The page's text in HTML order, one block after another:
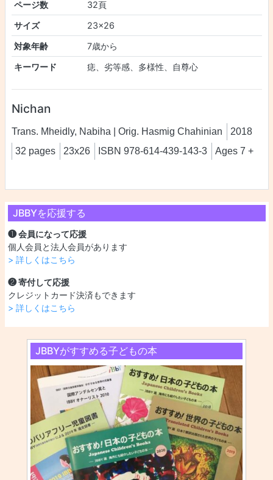
JBBYを応援する
❶ 会員になって応援
個人会員と法人会員があります
> 詳しくはこちら
❷ 寄付して応援
クレジットカード決済もできます
> 詳しくはこちら
JBBYがすすめる子どもの本
ページ数
32頁
サイズ
23x26
対象年齢
7歳から
キーワード
痣、劣等感、多様性、自尊心
Nichan
Trans. Mheidly, Nabiha | Orig. Hasmig Chahinian
2018
32 pages
23x26 ISBN 978-614-439-143-3 Ages 7 +